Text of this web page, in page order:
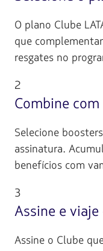
O plano Clube
que
resgates no
2
Combine
Selecione
assinatura.
benefícios com
3
Assine e viaje
Assine o Clube